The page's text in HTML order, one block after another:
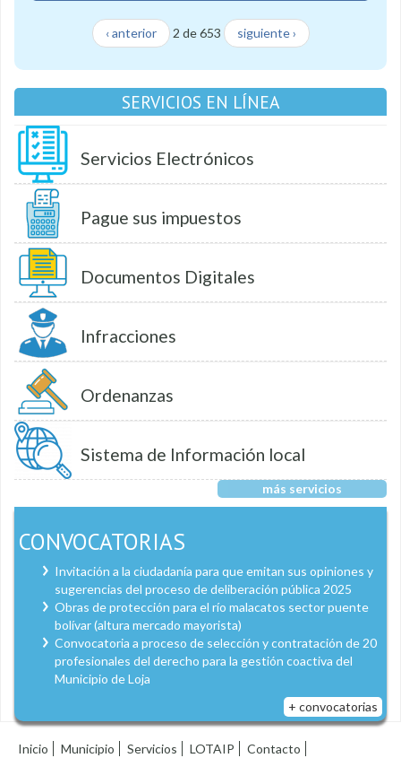
‹ anterior 2 de 653 siguiente ›
SERVICIOS EN LÍNEA
Servicios Electrónicos
Pague sus impuestos
Documentos Digitales
Infracciones
Ordenanzas
Sistema de Información local
más servicios
CONVOCATORIAS
Invitación a la ciudadanía para que emitan sus opiniones y
sugerencias del proceso de deliberación pública 2025
Obras de protección para el río malacatos sector puente
bolívar (altura mercado mayorista)
Convocatoria a proceso de selección y contratación de 20
profesionales del derecho para la gestión coactiva del
Municipio de Loja
+ convocatorias
Inicio Municipio Servicios LOTAIP Contacto